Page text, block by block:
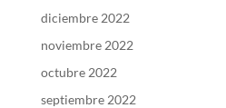
diciembre 2022
noviembre 2022
octubre 2022
septiembre 2022